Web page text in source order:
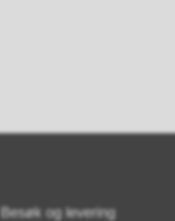
Besøk og levering